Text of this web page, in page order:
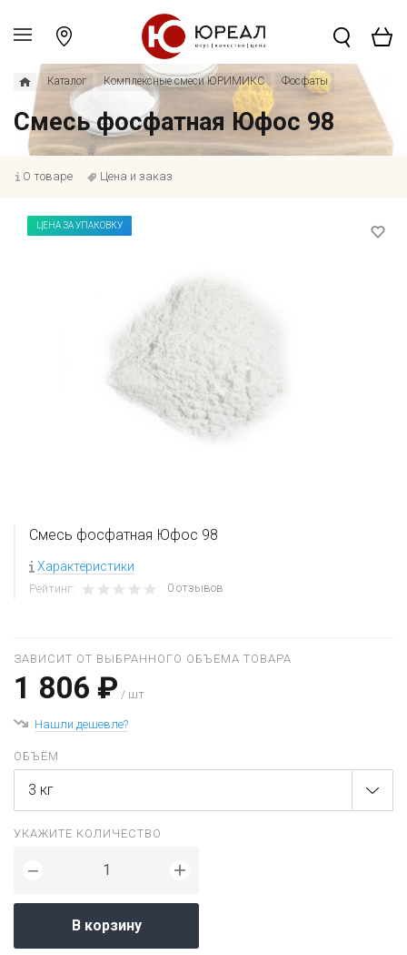
Каталог Комплексные смеси ЮРИМИКС Фосфаты
Смесь фосфатная Юфос 98
О товаре Цена и заказ
ЦЕНА ЗА УПАКОВКУ
Смесь фосфатная Юфос 98
Характеристики
Рейтинг: 0 отзывов
ЗАВИСИТ ОТ ВЫБРАННОГО ОБЪЕМА ТОВАРА
1 806 ₽ / шт
Нашли дешевле?
ОБЪЁМ
3 кг
УКАЖИТЕ КОЛИЧЕСТВО
− +
В корзину